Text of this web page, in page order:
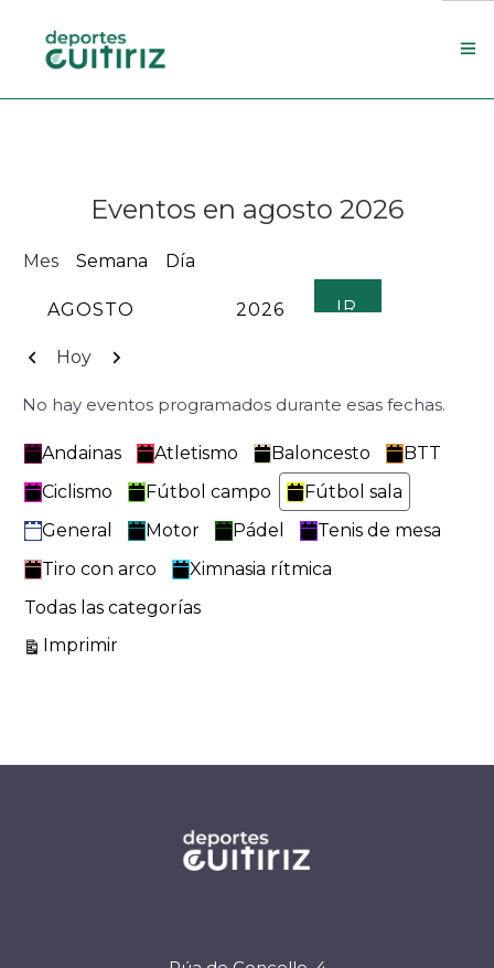
Contacto
Search Site
Eventos en agosto 2026
Mes Semana Día
MES
AÑO
Anterior
Hoy Siguiente
No hay eventos programados durante esas fechas.
Categorías
Andainas Atletismo Baloncesto
BTT
Ciclismo
Fútbol campo
Fútbol sala
General
Motor Pádel
Tenis de mesa
Tiro con arco
Ximnasia rítmica
Todas las categorías
ImprimirVistas